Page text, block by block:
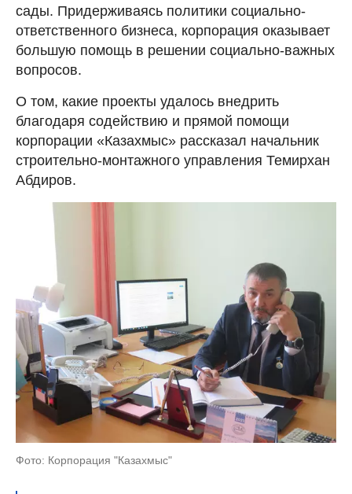
сады. Придерживаясь политики социально-
ответственного бизнеса, корпорация оказывает
большую помощь в решении социально-важных
вопросов.
О том, какие проекты удалось внедрить
благодаря содействию и прямой помощи
корпорации «Казахмыс» рассказал начальник
строительно-монтажного управления Темирхан
Абдиров.
Фото: Корпорация "Казахмыс"